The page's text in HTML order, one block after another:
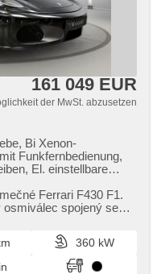
161 049 EUR
der MwSt. abzusetzen
Bi Xenon-
Funkfernbedienung,
El. einstellbare
pohon
Ferrari F430 F1.
spojený se
360 kW